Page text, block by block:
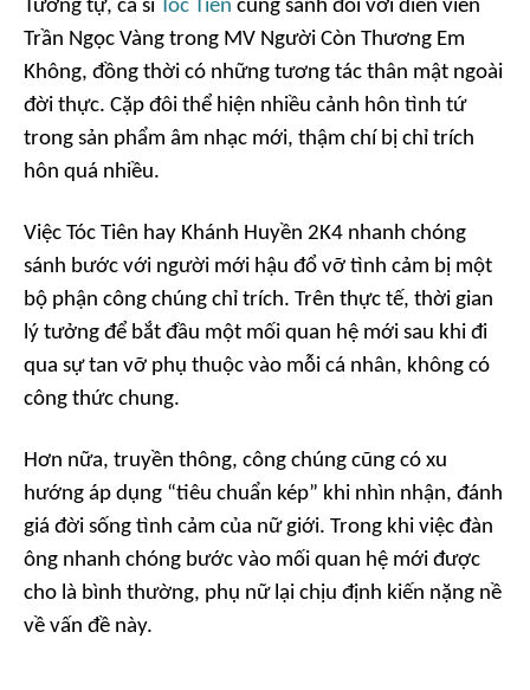
Tương tự, ca sĩTóc Tiên cũng sánh đôi với diễn viên
Trần Ngọc Vàng trong MV Người Còn Thương Em
Không, đồng thời có những tương tác thân mật ngoài
đời thực. Cặp đôi thể hiện nhiều cảnh hôn tình tứ
trong sản phẩm âm nhạc mới, thậm chí bị chỉ trích
hôn quá nhiều.
Việc Tóc Tiên hay Khánh Huyền 2K4 nhanh chóng
sánh bước với người mới hậu đổ vỡ tình cảm bị một
bộ phận công chúng chỉ trích. Trên thực tế, thời gian
lý tưởng để bắt đầu một mối quan hệ mới sau khi đi
qua sự tan vỡ phụ thuộc vào mỗi cá nhân, không có
công thức chung.
Hơn nữa, truyền thông, công chúng cũng có xu
hướng áp dụng “tiêu chuẩn kép” khi nhìn nhận, đánh
giá đời sống tình cảm của nữ giới. Trong khi việc đàn
ông nhanh chóng bước vào mối quan hệ mới được
cho là bình thường, phụ nữ lại chịu định kiến nặng nề
về vấn đề này.